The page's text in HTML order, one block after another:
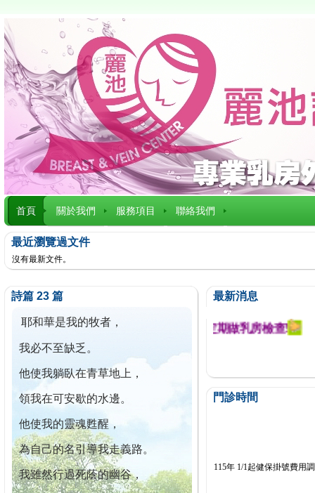
首頁 關於我們 服務項目 聯絡我們
最近瀏覽過文件
沒有最新文件。
詩篇 23 篇
耶和華是我的牧者，
我必不至缺乏。
他使我躺臥在青草地上，
領我在可安歇的水邊。
他使我的靈魂甦醒，
為自己的名引導我走義路。
我雖然行過死蔭的幽谷，
最新消息
迄今已篩檢出1700位乳癌患者,提醒您定期做乳房檢查!
門診時間
115年 1/1起健保掛號費用